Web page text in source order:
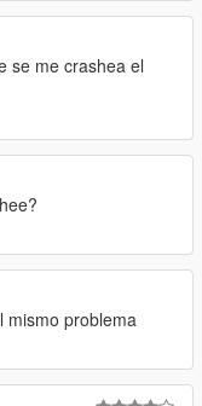
se me crashea el
mismo problema